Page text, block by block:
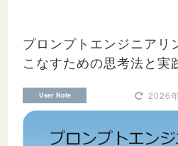
ドメイン
サーバー
プロンプトエンジニアリ
こなすための思考法と実
2026
User Note